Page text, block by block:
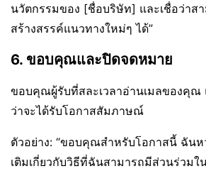
นวัตกรรมของ [ชื่อบริษัท] และเชื่อว่าส
สร้างสรรค์แนวทางใหม่ๆ ได้”
6. ขอบคุณและปิดจดหมาย
ขอบคุณผู้รับที่สละเวลาอ่านเมลของคุณ
ว่าจะได้รับโอกาสสัมภาษณ์
ตัวอย่าง: “ขอบคุณสำหรับโอกาสนี้ ฉันห
เติมเกี่ยวกับวิธีที่ฉันสามารถมีส่วนร่วม